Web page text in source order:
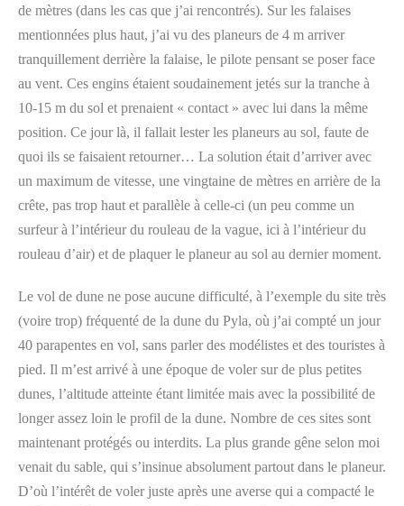
de mètres (dans les cas que j’ai rencontrés). Sur les falaises
mentionnées plus haut, j’ai vu des planeurs de 4 m arriver
tranquillement derrière la falaise, le pilote pensant se poser face
au vent. Ces engins étaient soudainement jetés sur la tranche à
10-15 m du sol et prenaient « contact » avec lui dans la même
position. Ce jour là, il fallait lester les planeurs au sol, faute de
quoi ils se faisaient retourner… La solution était d’arriver avec
un maximum de vitesse, une vingtaine de mètres en arrière de la
crête, pas trop haut et parallèle à celle-ci (un peu comme un
surfeur à l’intérieur du rouleau de la vague, ici à l’intérieur du
rouleau d’air) et de plaquer le planeur au sol au dernier moment.
Le vol de dune ne pose aucune difficulté, à l’exemple du site très
(voire trop) fréquenté de la dune du Pyla, où j’ai compté un jour
40 parapentes en vol, sans parler des modélistes et des touristes à
pied. Il m’est arrivé à une époque de voler sur de plus petites
dunes, l’altitude atteinte étant limitée mais avec la possibilité de
longer assez loin le profil de la dune. Nombre de ces sites sont
maintenant protégés ou interdits. La plus grande gêne selon moi
venait du sable, qui s’insinue absolument partout dans le planeur.
D’où l’intérêt de voler juste après une averse qui a compacté le